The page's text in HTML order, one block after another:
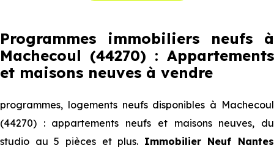
Programmes immobiliers neufs à
Machecoul (44270) : Appartements
et maisons neuves à vendre
programmes, logements neufs disponibles à Machecoul
(44270) : appartements neufs et maisons neuves, du
studio au 5 pièces et plus. Immobilier Neuf Nantes